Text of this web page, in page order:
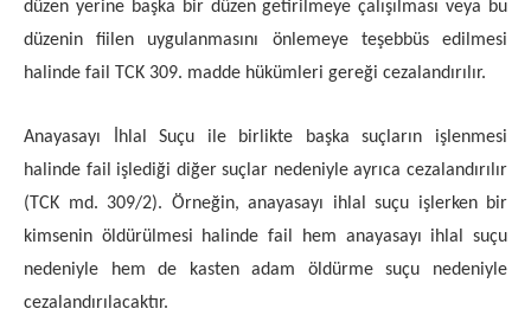
düzen yerine başka bir düzen getirilmeye çalışılması veya bu
düzenin fiilen uygulanmasını önlemeye teşebbüs edilmesi
halinde fail TCK 309. madde hükümleri gereği cezalandırılır.
Anayasayı İhlal Suçu ile birlikte başka suçların işlenmesi
halinde fail işlediği diğer suçlar nedeniyle ayrıca cezalandırılır
(TCK md. 309/2). Örneğin, anayasayı ihlal suçu işlerken bir
kimsenin öldürülmesi halinde fail hem anayasayı ihlal suçu
nedeniyle hem de kasten adam öldürme suçu nedeniyle
cezalandırılacaktır.